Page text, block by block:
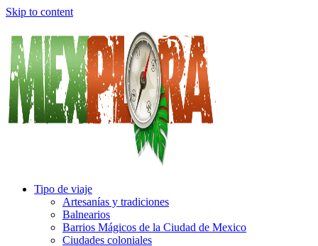
Skip to content
Tipo de viaje
Artesanías y tradiciones
Balnearios
Barrios Mágicos de la Ciudad de Mexico
Ciudades coloniales